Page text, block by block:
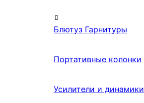
Блютуз Гарнитуры
Портативные колонки
Усилители и динамики